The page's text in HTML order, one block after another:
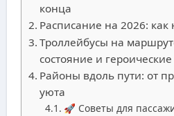
конца
Расписание на 2026: как
Троллейбусы на
состояние и
Районы вдоль пути: от
уюта
🚀 Советы для